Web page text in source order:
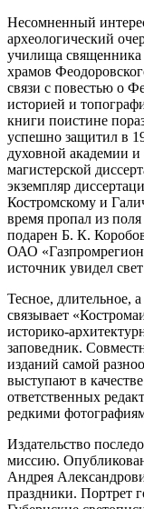
Несомненный
археологический
училища
храмов
связи с повестью о
историей и
книги поистине
успешно защитил в
духовной академии
магистерской
экземпляр
Костромскому и
время пропал из
подарен Б. К.
ОАО
источник увидел
Тесное, длительное,
связывает
историко-
заповедник.
изданий самой
выступают в
ответственных
редкими
Издательство
миссию.
Андрея
праздники. Портрет